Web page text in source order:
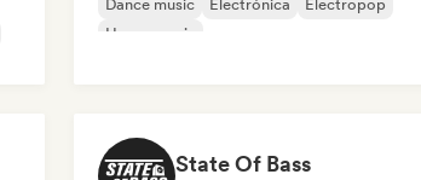
Dance music
Electrónica
Electropop
House music
State Of Bass